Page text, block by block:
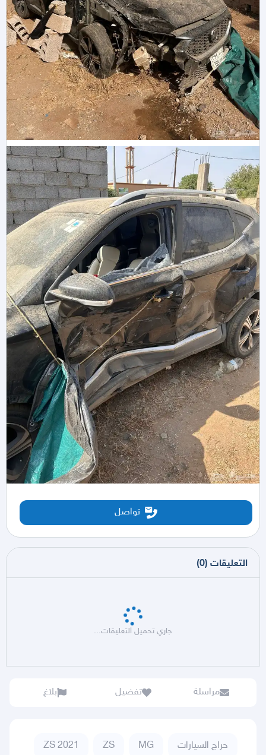
تواصل
التعليقات (
0
)
جاري تحميل التعليقات...
مراسلة تفضيل بلاغ
حراج السيارات MG
ZS
ZS 2021